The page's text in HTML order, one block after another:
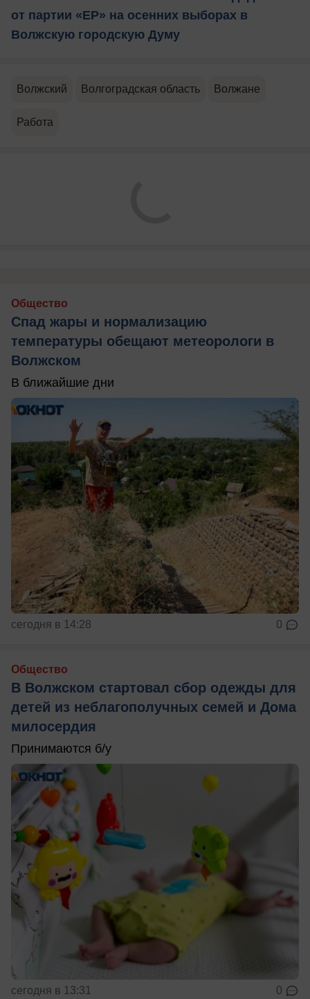
от партии «ЕР» на осенних выборах в
Волжскую городскую Думу
Волжский Волгоградская область Волжане
Работа
Общество
Спад жары и нормализацию
температуры обещают метеорологи в
Волжском
В ближайшие дни
сегодня в 14:28 0
Общество
В Волжском стартовал сбор одежды для
детей из неблагополучных семей и Дома
милосердия
Принимаются б/у
сегодня в 13:31 0